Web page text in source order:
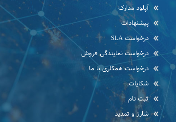
آپلود مدارک
پیشنهادات
درخواست SLA
درخواست نمایندگی فروش
درخواست همکاری با ما
شکایات
ثبت نام
شارژ و تمدید